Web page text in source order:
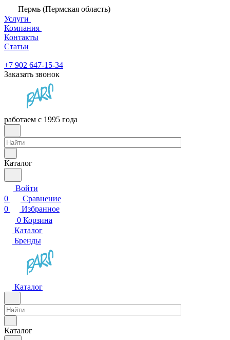
Пермь (Пермская область)
Услуги
Компания
Контакты
Статьи
+7 902 647-15-34
Заказать звонок
работаем с 1995 года
Каталог
Войти
0
Сравнение
0
Избранное
0 Корзина
Каталог
Бренды
Каталог
Каталог